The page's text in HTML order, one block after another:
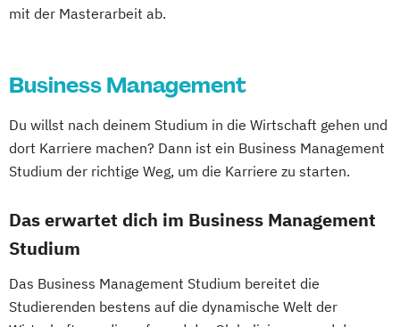
Wirtschaftsingenieurwesen
Aspekten
Personalmanagement
Wirtschaftsingenieurwesen
mit der Masterarbeit ab.
Business Management
Du willst nach deinem Studium in die Wirtschaft gehen und
dort Karriere machen? Dann ist ein Business Management
Studium der richtige Weg, um die Karriere zu starten.
Das erwartet dich im Business Management
Studium
Das Business Management Studium bereitet die
Studierenden bestens auf die dynamische Welt der